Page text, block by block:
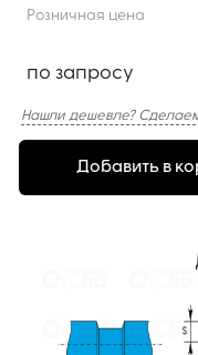
Розничная цена
по запросу
Нашли дешевле?
Добавить в